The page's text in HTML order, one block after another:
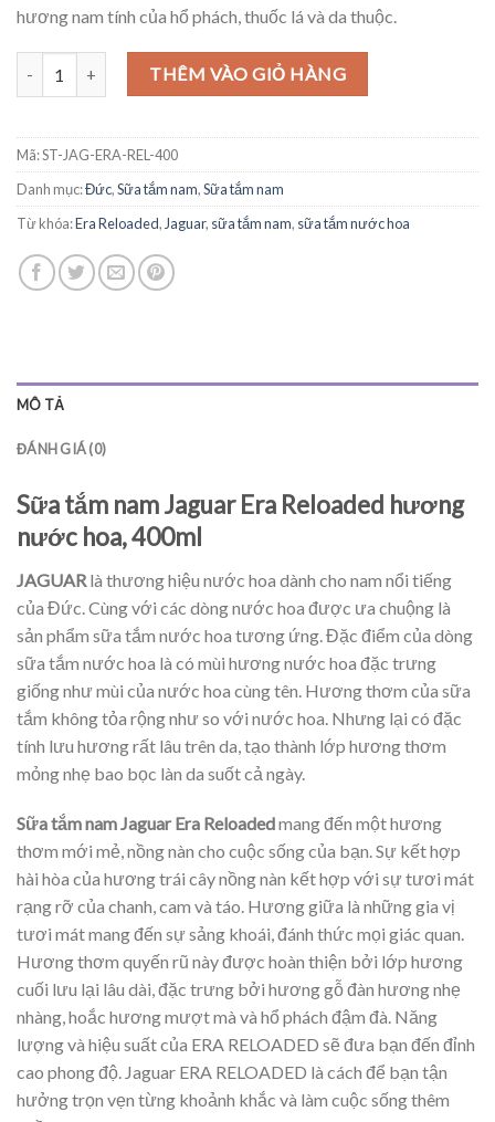
hương nam tính của hổ phách, thuốc lá và da thuộc.
Sữa tắm nam Jaguar Era Reloaded hương nước hoa, 400ml số lượng
THÊM VÀO GIỎ HÀNG
Mã:ST-JAG-ERA-REL-400
Danh mục:Đức,Sữa tắm nam,Sữa tắm nam
Từ khóa:Era Reloaded,Jaguar, sữa tắm nam, sữa tắm nước hoa
MÔ TẢ
ĐÁNH GIÁ (0)
Sữa tắm nam Jaguar Era Reloaded hương
nước hoa, 400ml
JAGUAR là thương hiệu nước hoa dành cho nam nổi tiếng
của Đức. Cùng với các dòng nước hoa được ưa chuộng là
sản phẩm sữa tắm nước hoa tương ứng. Đặc điểm của dòng
sữa tắm nước hoa là có mùi hương nước hoa đặc trưng
giống như mùi của nước hoa cùng tên. Hương thơm của sữa
tắm không tỏa rộng như so với nước hoa. Nhưng lại có đặc
tính lưu hương rất lâu trên da, tạo thành lớp hương thơm
mỏng nhẹ bao bọc làn da suốt cả ngày.
Sữa tắm nam Jaguar Era Reloadedmang đến một hương
thơm mới mẻ, nồng nàn cho cuộc sống của bạn. Sự kết hợp
hài hòa của hương trái cây nồng nàn kết hợp với sự tươi mát
rạng rỡ của chanh, cam và táo. Hương giữa là những gia vị
tươi mát mang đến sự sảng khoái, đánh thức mọi giác quan.
Hương thơm quyến rũ này được hoàn thiện bởi lớp hương
cuối lưu lại lâu dài, đặc trưng bởi hương gỗ đàn hương nhẹ
nhàng, hoắc hương mượt mà và hổ phách đậm đà. Năng
lượng và hiệu suất của ERA RELOADED sẽ đưa bạn đến đỉnh
cao phong độ. Jaguar ERA RELOADED là cách để bạn tận
hưởng trọn vẹn từng khoảnh khắc và làm cuộc sống thêm